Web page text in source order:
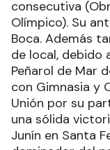
consecutiva
Olímpico). Su
Boca. Además
de local, debido
Peñarol de Mar
con Gimnasia y
Unión por su
una sólida
Junín en Santa